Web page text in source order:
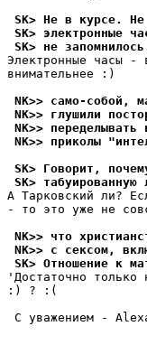
SK> Не в курсе. Не
SK> электронные
SK> не
Электронные часы
внимательнее :)
NK>> само-собой,
NK>> глушили
NK>>
NK>> приколы
SK> Говорит,
SK>
А Тарковский ли?
- то это уже не
NK>> что
NK>> с сексом,
SK> Отношение к
'Достаточно
:) ? :(
С уважением -